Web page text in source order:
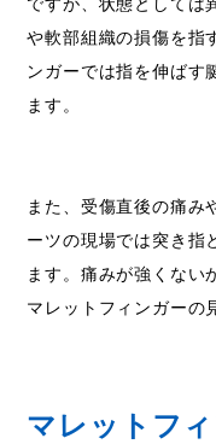
ですが、状態としては
や軟部組織の損傷を指
ンガーでは指を伸ばす
ます。
また、受傷直後の痛み
ーツの現場では突き指
ます。痛みが強くない
マレットフィンガーの
マレットフ